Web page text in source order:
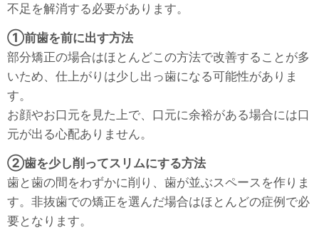
不足を解消する必要があります。
①前歯を前に出す方法
部分矯正の場合はほとんどこの方法で改善することが多
いため、仕上がりは少し出っ歯になる可能性がありま
す。
お顔やお口元を見た上で、口元に余裕がある場合には口
元が出る心配ありません。
②歯を少し削ってスリムにする方法
歯と歯の間をわずかに削り、歯が並ぶスペースを作りま
す。非抜歯での矯正を選んだ場合はほとんどの症例で必
要となります。